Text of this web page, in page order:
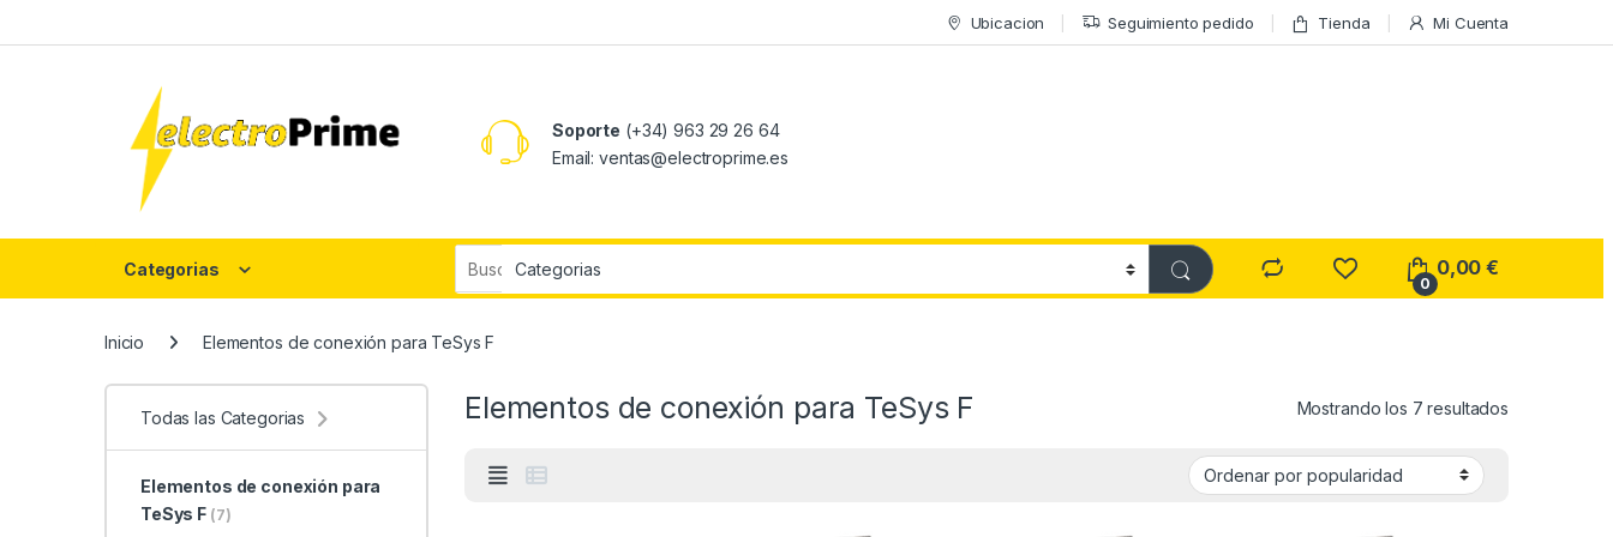
Ubicacion Seguimiento pedido Tienda Mi Cuenta
Soporte (+34) 963 29 26 64
Email: ventas@electroprime.es
Categorias
Search for:
0
0,00€
Inicio Elementos de conexión para TeSys F
Elementos de conexión para TeSys F Mostrando los 7 resultados
Todas las Categorias
Elementos de conexión para
TeSys F (7)